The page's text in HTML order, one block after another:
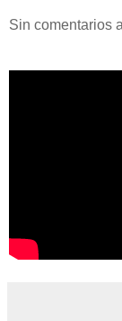
Sin comentarios